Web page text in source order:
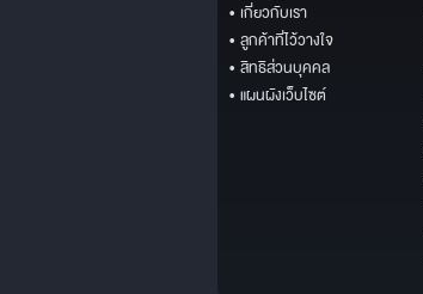
• เกี่ยวกับเรา
• ลูกค้าที่ไว้วางใจ
• สิทธิส่วนบุคคล
• แผนผังเว็บไซต์